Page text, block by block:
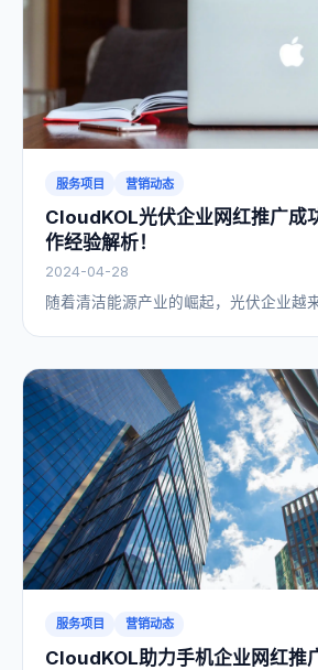
服务项目 营销动态
CloudKOL光伏企业网红推广成
作经验解析！
2024-04-28
随着清洁能源产业的崛起，光伏企业越
服务项目 营销动态
CloudKOL助力手机企业网红推